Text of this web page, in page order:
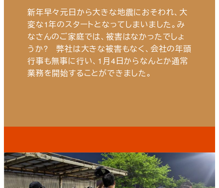
新年早々元日から大きな地震におそわれ、大
変な1年のスタートとなってしまいました。み
なさんのご家庭では、被害はなかったでしょ
うか? 弊社は大きな被害もなく、会社の年頭
行事も無事に行い、1月4日からなんとか通常
業務を開始することができました。